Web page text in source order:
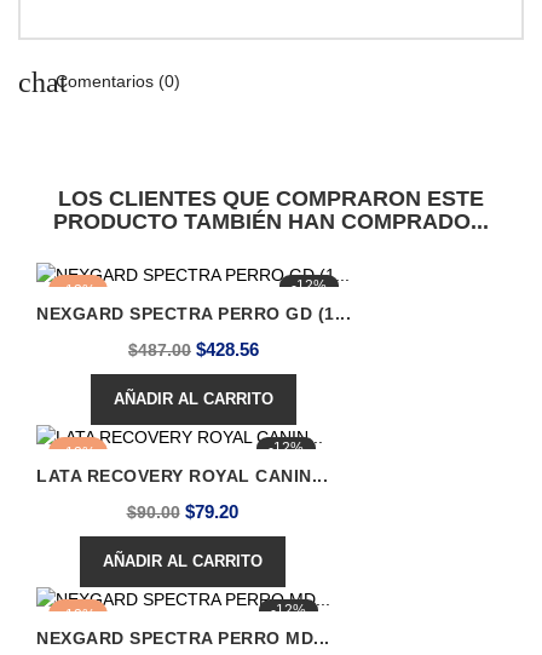
chatComentarios (0)
LOS CLIENTES QUE COMPRARON ESTE
PRODUCTO TAMBIÉN HAN COMPRADO...
-12%
-12%
NEXGARD SPECTRA PERRO GD (1...
Precio
base
$487.00 Precio
$428.56
AÑADIR AL CARRITO
-12%
-12%
LATA RECOVERY ROYAL CANIN...
Precio
base
$90.00 Precio
$79.20
AÑADIR AL CARRITO
-12%
-12%
NEXGARD SPECTRA PERRO MD...